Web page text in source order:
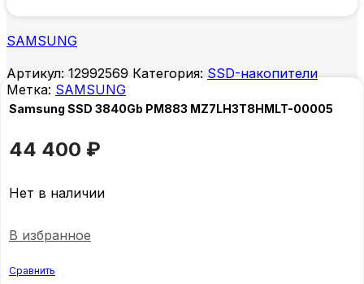
SAMSUNG
Артикул:12992569Категория: SSD-накопители
Метка: SAMSUNG
Samsung SSD 3840Gb PM883 MZ7LH3T8HMLT-00005
44 400 ₽
Нет в наличии
В избранное
Сравнить